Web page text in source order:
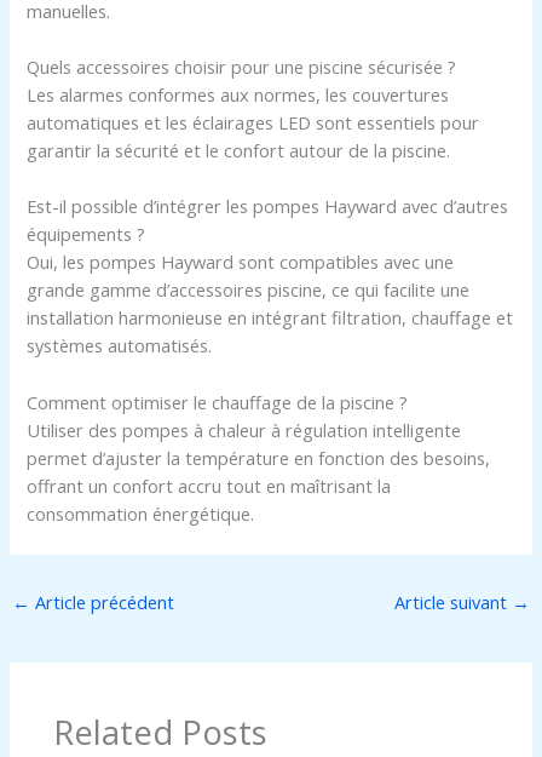
manuelles.
Quels accessoires choisir pour une piscine sécurisée ?
Les alarmes conformes aux normes, les couvertures
automatiques et les éclairages LED sont essentiels pour
garantir la sécurité et le confort autour de la piscine.
Est-il possible d’intégrer les pompes Hayward avec d’autres
équipements ?
Oui, les pompes Hayward sont compatibles avec une
grande gamme d’accessoires piscine, ce qui facilite une
installation harmonieuse en intégrant filtration, chauffage et
systèmes automatisés.
Comment optimiser le chauffage de la piscine ?
Utiliser des pompes à chaleur à régulation intelligente
permet d’ajuster la température en fonction des besoins,
offrant un confort accru tout en maîtrisant la
consommation énergétique.
← Article précédent Article suivant →
Related Posts